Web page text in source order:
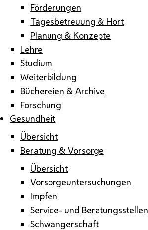
Förderungen
Tagesbetreuung & Hort
Planung & Konzepte
Lehre
Studium
Weiterbildung
Büchereien & Archive
Forschung
Gesundheit
Übersicht
Beratung & Vorsorge
Übersicht
Vorsorgeuntersuchungen
Impfen
Service- und Beratungsstellen
Schwangerschaft